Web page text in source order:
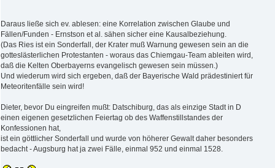
Daraus ließe sich ev. ablesen: eine Korrelation zwischen Glaube und
Fällen/Funden - Ernstson et al. sähen sicher eine Kausalbeziehung.
(Das Ries ist ein Sonderfall, der Krater muß Warnung gewesen sein an die
gotteslästerlichen Protestanten - woraus das Chiemgau-Team ableiten wird,
daß die Kelten Oberbayerns evangelisch gewesen sein müssen.)
Und wiederum wird sich ergeben, daß der Bayerische Wald prädestiniert für
Meteoritenfälle sein wird!
Dieter, bevor Du eingreifen mußt: Datschiburg, das als einzige Stadt in D
einen eigenen gesetzlichen Feiertag ob des Waffenstillstandes der
Konfessionen hat,
ist ein göttlicher Sonderfall und wurde von höherer Gewalt daher besonders
bedacht - Augsburg hat ja zwei Fälle, einmal 952 und einmal 1528.